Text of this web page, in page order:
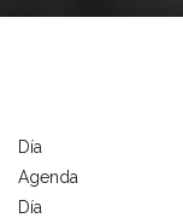
Día
Agenda
Día